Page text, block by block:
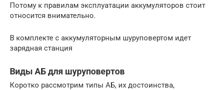
Потому к правилам эксплуатации аккумуляторов стоит
относится внимательно.
В комплекте с аккумуляторным шуруповертом идет
зарядная станция
Виды АБ для шуруповертов
Коротко рассмотрим типы АБ, их достоинства,